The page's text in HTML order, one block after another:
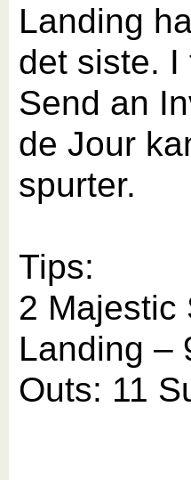
Landing
det siste. I
Send an
de Jour
spurter.
Tips:
2 Majestic
Landing –
Outs: 11